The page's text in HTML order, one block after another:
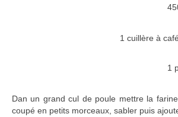
1 cuillère à
1
Dan un grand cul de poule mettre la
coupé en petits morceaux, sabler puis